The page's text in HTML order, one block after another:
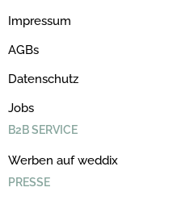
Impressum
AGBs
Datenschutz
Jobs
B2B SERVICE
Werben auf weddix
PRESSE